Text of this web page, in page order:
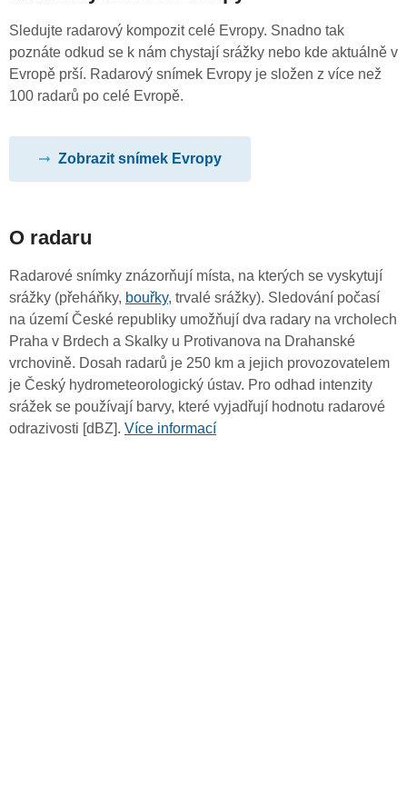
Sledujte radarový kompozit celé Evropy. Snadno tak
poznáte odkud se k nám chystají srážky nebo kde aktuálně v
Evropě prší. Radarový snímek Evropy je složen z více než
100 radarů po celé Evropě.
Zobrazit snímek Evropy
O radaru
Radarové snímky znázorňují místa, na kterých se vyskytují
srážky (přeháňky, bouřky, trvalé srážky). Sledování počasí
na území České republiky umožňují dva radary na vrcholech
Praha v Brdech a Skalky u Protivanova na Drahanské
vrchovině. Dosah radarů je 250 km a jejich provozovatelem
je Český hydrometeorologický ústav. Pro odhad intenzity
srážek se používají barvy, které vyjadřují hodnotu radarové
odrazivosti [dBZ]. Více informací